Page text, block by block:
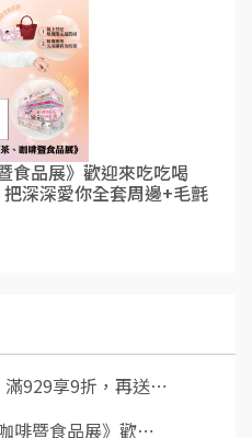
食品展》歡迎來吃吃喝
深深愛你全套周邊+毛氈
滿929享9折，再送⋯
啡暨食品展》歡⋯